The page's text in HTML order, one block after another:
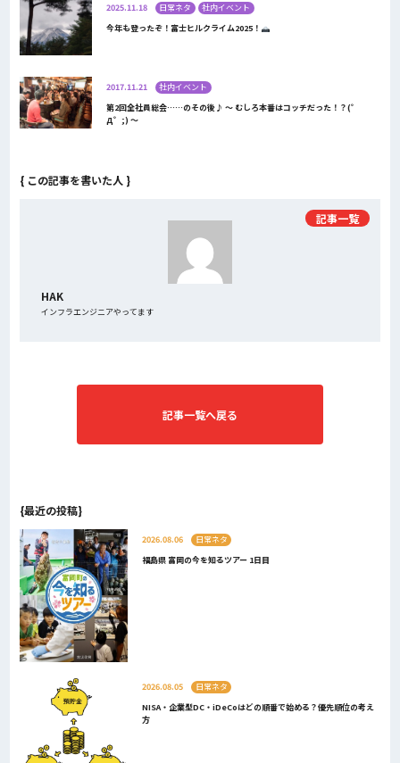
2025.11.18 日常ネタ
社内イベント
今年も登ったぞ！富士ヒルクライム2025！
2017.11.21
社内イベント
第2回全社員総会……のその後♪ 〜 むしろ本番はコッチだった！？(゜
Д゜;) 〜
{ この記事を書いた人 }
HAK
インフラエンジニアやってます
記事一覧
記事一覧へ戻る
{最近の投稿}
2026.08.06
日常ネタ
福島県 富岡の今を知るツアー 1日目
2026.08.05
日常ネタ
NISA・企業型DC・iDeCoはどの順番で始める？優先順位の考え
方